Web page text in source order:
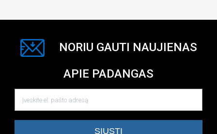
NORIU GAUTI NAUJIENAS
APIE PADANGAS